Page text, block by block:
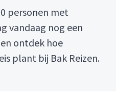
personen met
vandaag nog een
ontdek hoe
plant bij Bak Reizen.